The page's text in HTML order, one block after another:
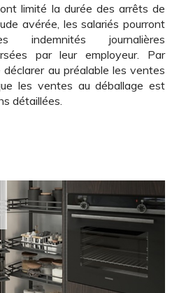
limité la durée des arrêts de
avérée, les salariés pourront
journalières
par leur employeur. Par
déclarer au préalable les ventes
les ventes au déballage est
détaillées.